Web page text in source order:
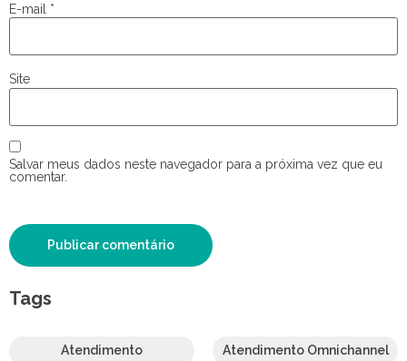
E-mail *
Site
Salvar meus dados neste navegador para a próxima vez que eu
comentar.
Tags
Atendimento Atendimento Omnichannel